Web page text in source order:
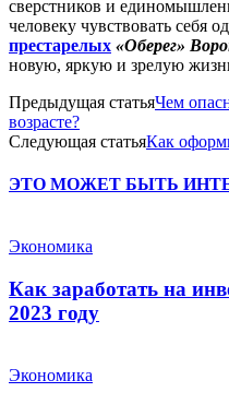
сверстников и
человеку чувствовать себя
престарелых «Оберег»
новую, яркую и зрелую
Предыдущая статьяЧем
возрасте?
Следующая статьяКак
ЭТО МОЖЕТ БЫТЬ
Экономика
Как заработать на
2023 году
Экономика